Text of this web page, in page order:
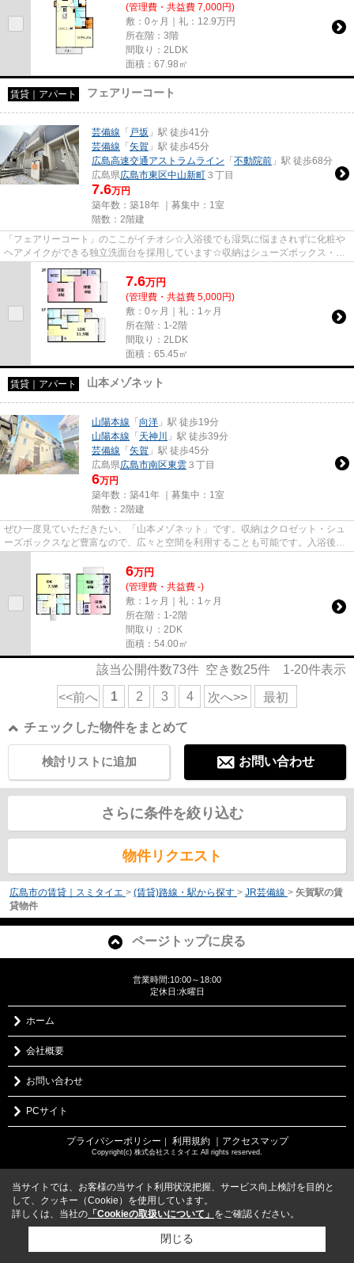
(管理費・共益費 7,000円)
敷：0ヶ月｜礼：12.9万円
所在階：3階
間取り：2LDK
面積：67.98㎡
賃貸｜アパート フェアリーコート
芸備線 「 戸坂 」駅 徒歩41分
芸備線 「 矢賀 」駅 徒歩45分
広島高速交通アストラムライン 「 不動院前 」駅 徒歩68分
広島県広島市東区中山新町 ３丁目
7.6万円
築年数：築18年 ｜募集中： 1室
階数：2階建
「フェアリーコート」のここがイチオシ☆入浴後でも湿気に悩まされずに化粧や
ヘアメイクができる独立洗面台を採用しています☆収納はシューズボックス・ウ
ォークインクロゼットなど豊富...
7.6万円
(管理費・共益費 5,000円)
敷：0ヶ月｜礼：1ヶ月
所在階：1-2階
間取り：2LDK
面積：65.45㎡
賃貸｜アパート 山本メゾネット
山陽本線 「 向洋 」駅 徒歩19分
山陽本線 「 天神川
」駅 徒歩39分
芸備線 「 矢賀 」駅 徒歩45分
広島県広島市南区東雲 ３丁目
6万円
築年数：築41年 ｜募集中： 1室
階数：2階建
ぜひ一度見ていただきたい、「山本メゾネット」です。収納はクロゼット・シュ
ーズボックスなど豊富なので、広々と空間を利用することも可能です。入浴後で
6万円
(管理費・共益費 -)
敷：1ヶ月｜礼：1ヶ月
所在階：1-2階
間取り：2DK
面積：54.00㎡
該当公開件数73件 空き数25件 1-20件表示
<<前へ 1 2 3 4 次へ>> 最初
チェックした物件をまとめて
お問い合わせ
検討リストに追加
さらに条件を絞り込む
物件リクエスト
広島市の賃貸｜スミタイエ > (賃貸)路線・駅から探す > JR芸備線 > 矢賀駅の賃
貸物件
ページトップに戻る
営業時間:10:00～18:00
定休日:水曜日
ホーム
会社概要
お問い合わせ
PCサイト
プライバシーポリシー ｜ 利用規約 ｜アクセスマップ
Copyright(c) 株式会社スミタイエ All rights reserved.
当サイトでは、お客様の当サイト利用状況把握、サービス向上検討を目的と
して、クッキー（Cookie）を使用しています。
詳しくは、当社の 「Cookieの取扱いについて」 をご確認ください。
閉じる